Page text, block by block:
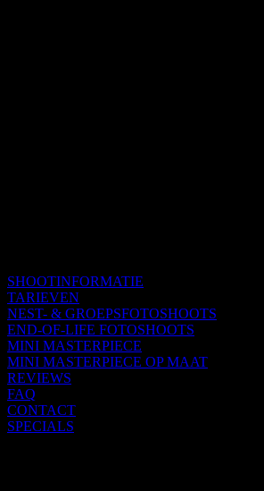
SHOOTINFORMATIE
TARIEVEN
NEST- & GROEPSFOTOSHOOTS
END-OF-LIFE FOTOSHOOTS
MINI MASTERPIECE
MINI MASTERPIECE OP MAAT
REVIEWS
FAQ
CONTACT
SPECIALS